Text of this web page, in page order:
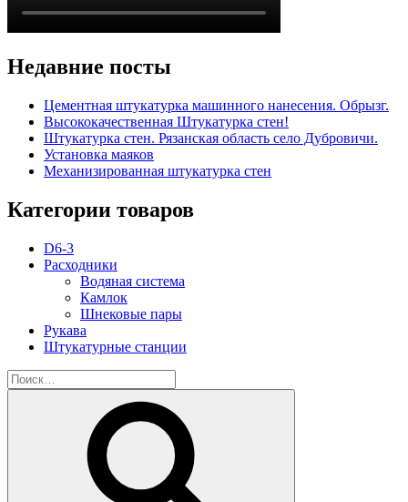
Недавние посты
Цементная штукатурка машинного нанесения. Обрызг.
Высококачественная Штукатурка стен!
Штукатурка стен. Рязанская область село Дубровичи.
Установка маяков
Механизированная штукатурка стен
Категории товаров
D6-3
Расходники
Водяная система
Камлок
Шнековые пары
Рукава
Штукатурные станции
Искать: